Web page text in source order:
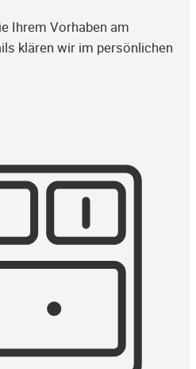
Ihrem Vorhaben am
klären wir im persönlichen